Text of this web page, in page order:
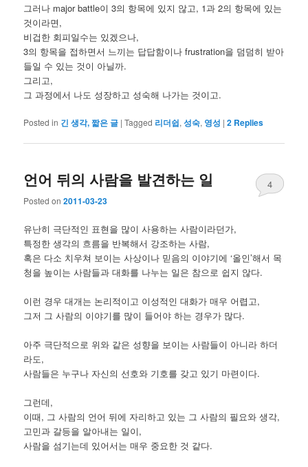
그러나 major battle이 3의 항목에 있지 않고, 1과 2의 항목에 있는
것이라면,
비겁한 회피일수는 있겠으나,
3의 항목을 접하면서 느끼는 답답함이나 frustration을 덤덤히 받아
들일 수 있는 것이 아닐까.
그리고,
그 과정에서 나도 성장하고 성숙해 나가는 것이고.
Posted in 긴 생각, 짧은 글 |Tagged 리더쉽,성숙, 영성 |2 Replies
언어 뒤의 사람을 발견하는 일
Posted on2011-03-23
4
유난히 극단적인 표현을 많이 사용하는 사람이라던가,
특정한 생각의 흐름을 반복해서 강조하는 사람,
혹은 다소 치우쳐 보이는 사상이나 믿음의 이야기에 ‘올인’해서 목
청을 높이는 사람들과 대화를 나누는 일은 참으로 쉽지 않다.
이런 경우 대개는 논리적이고 이성적인 대화가 매우 어렵고,
그저 그 사람의 이야기를 많이 들어야 하는 경우가 많다.
아주 극단적으로 위와 같은 성향을 보이는 사람들이 아니라 하더
라도,
사람들은 누구나 자신의 선호와 기호를 갖고 있기 마련이다.
그런데,
이때, 그 사람의 언어 뒤에 자리하고 있는 그 사람의 필요와 생각,
고민과 갈등을 알아내는 일이,
사람을 섬기는데 있어서는 매우 중요한 것 같다.